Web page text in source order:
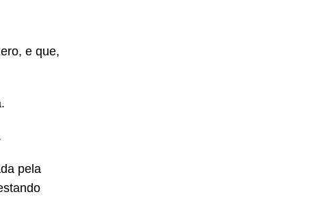
e que,
pela